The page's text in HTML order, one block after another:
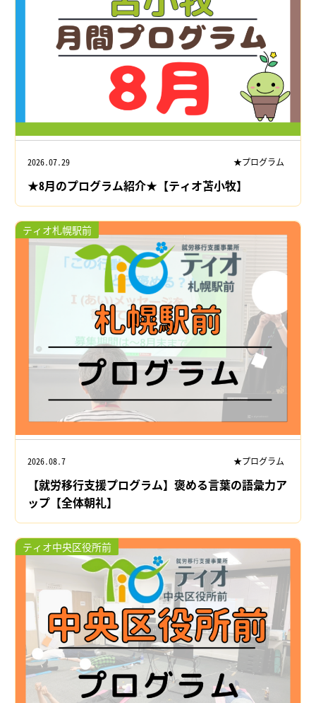
2026.07.29 ★プログラム
★8月のプログラム紹介★【ティオ苫小牧】
ティオ札幌駅前
2026.08.7 ★プログラム
【就労移行支援プログラム】褒める言葉の語彙力ア
ップ【全体朝礼】
ティオ中央区役所前